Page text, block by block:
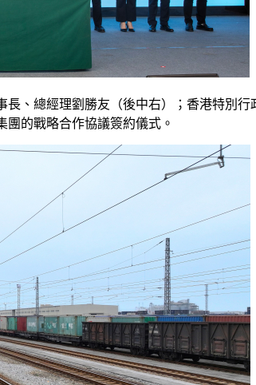
、總經理劉勝友（後中右）；香港特別
的戰略合作協議簽約儀式。